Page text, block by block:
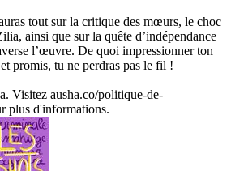
tout sur la critique des mœurs, le choc
ainsi que sur la quête d’indépendance
l’œuvre. De quoi impressionner ton
promis, tu ne perdras pas le fil !
Visitez ausha.co/politique-de-
plus d'informations.